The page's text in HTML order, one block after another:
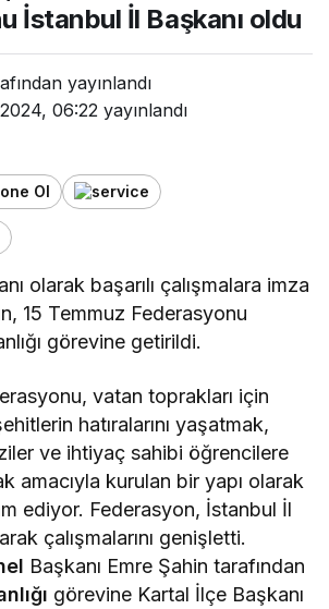
İstanbul İl Başkanı oldu
yayınlandı
06:22 yayınlandı
Ol
olarak başarılı çalışmalara imza
15 Temmuz Federasyonu
görevine getirildi.
vatan toprakları için
hatıralarını yaşatmak,
ve ihtiyaç sahibi öğrencilere
amacıyla kurulan bir yapı olarak
ediyor. Federasyon, İstanbul İl
çalışmalarını genişletti.
Başkanı Emre Şahin tarafından
görevine Kartal İlçe Başkanı